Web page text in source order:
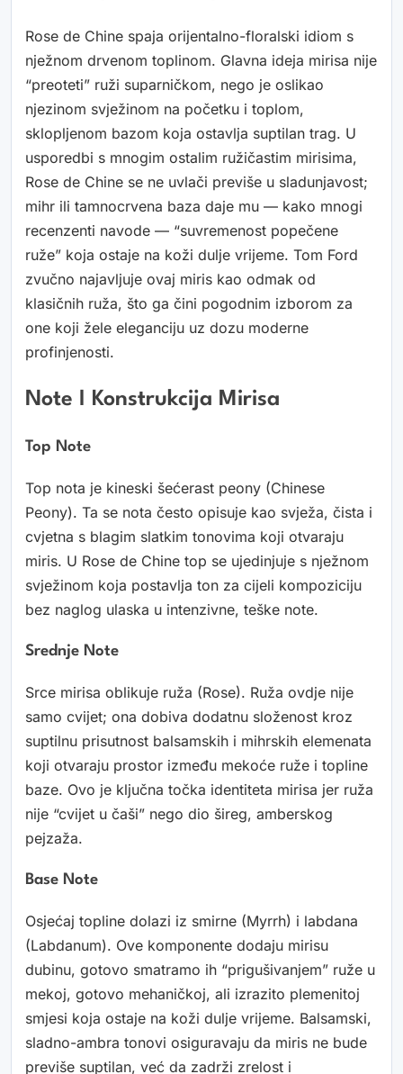
Rose de Chine spaja orijentalno-floralski idiom s
nježnom drvenom toplinom. Glavna ideja mirisa nije
“preoteti” ruži suparničkom, nego je oslikao
njezinom svježinom na početku i toplom,
sklopljenom bazom koja ostavlja suptilan trag. U
usporedbi s mnogim ostalim ružičastim mirisima,
Rose de Chine se ne uvlači previše u sladunjavost;
mihr ili tamnocrvena baza daje mu — kako mnogi
recenzenti navode — “suvremenost popečene
ruže” koja ostaje na koži dulje vrijeme. Tom Ford
zvučno najavljuje ovaj miris kao odmak od
klasičnih ruža, što ga čini pogodnim izborom za
one koji žele eleganciju uz dozu moderne
profinjenosti.
Note I Konstrukcija Mirisa
Top Note
Top nota je kineski šećerast peony (Chinese
Peony). Ta se nota često opisuje kao svježa, čista i
cvjetna s blagim slatkim tonovima koji otvaraju
miris. U Rose de Chine top se ujedinjuje s nježnom
svježinom koja postavlja ton za cijeli kompoziciju
bez naglog ulaska u intenzivne, teške note.
Srednje Note
Srce mirisa oblikuje ruža (Rose). Ruža ovdje nije
samo cvijet; ona dobiva dodatnu složenost kroz
suptilnu prisutnost balsamskih i mihrskih elemenata
koji otvaraju prostor između mekoće ruže i topline
baze. Ovo je ključna točka identiteta mirisa jer ruža
nije “cvijet u čaši” nego dio šireg, amberskog
pejzaža.
Base Note
Osjećaj topline dolazi iz smirne (Myrrh) i labdana
(Labdanum). Ove komponente dodaju mirisu
dubinu, gotovo smatramo ih “prigušivanjem” ruže u
mekoj, gotovo mehaničkoj, ali izrazito plemenitoj
smjesi koja ostaje na koži dulje vrijeme. Balsamski,
sladno-ambra tonovi osiguravaju da miris ne bude
previše suptilan, već da zadrži zrelost i